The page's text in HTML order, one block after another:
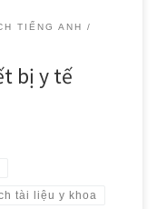
TIẾNG ANH
bị y tế
tài liệu y khoa